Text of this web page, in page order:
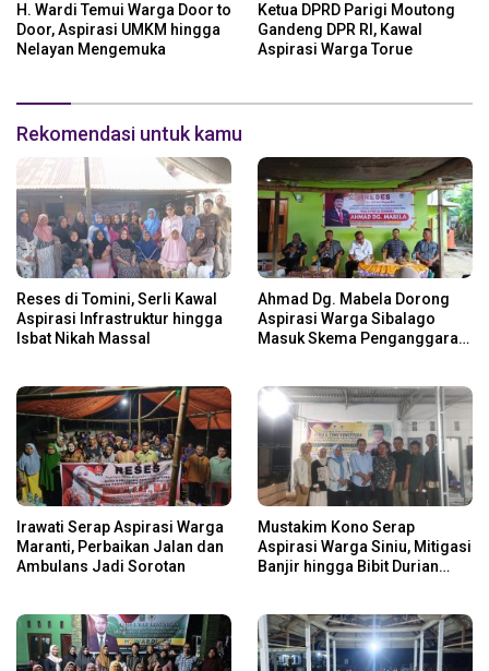
H. Wardi Temui Warga Door to
Door, Aspirasi UMKM hingga
Nelayan Mengemuka
Ketua DPRD Parigi Moutong
Gandeng DPR RI, Kawal
Aspirasi Warga Torue
Rekomendasi untuk kamu
Reses di Tomini, Serli Kawal
Aspirasi Infrastruktur hingga
Isbat Nikah Massal
Ahmad Dg. Mabela Dorong
Aspirasi Warga Sibalago
Masuk Skema Penganggaran
Irawati Serap Aspirasi Warga
Maranti, Perbaikan Jalan dan
Ambulans Jadi Sorotan
Mustakim Kono Serap
Aspirasi Warga Siniu, Mitigasi
Banjir hingga Bibit Durian